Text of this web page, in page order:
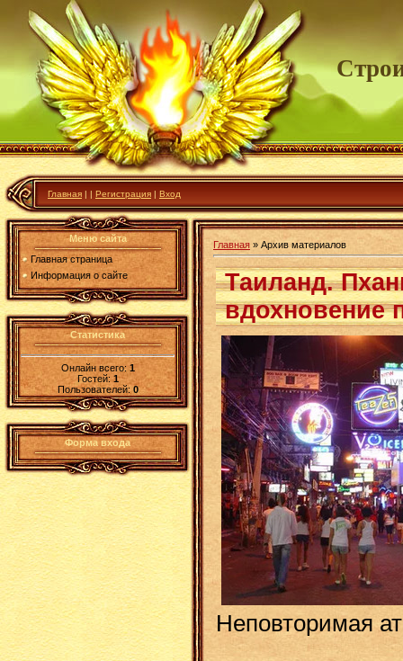
Главная | | Регистрация | Вход
Меню сайта
Главная страница
Информация о сайте
Статистика
Онлайн всего:1
Гостей:1
Пользователей: 0
Форма входа
Главная » Архив материалов
Таиланд.
вдохновение
Неповторимая